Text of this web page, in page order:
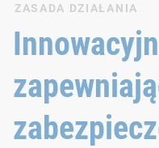
ZASADA DZIAŁANIA